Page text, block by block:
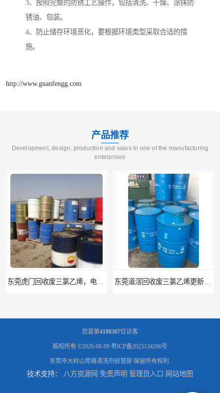
3、按照完整的防锈工艺操作，包括清洗、干燥、涂抹防
锈油、包装。
4、防止储存环境恶化，要根据环境类型采取合适的措
施。
http://www.guanfengg.com
产品推荐
Development, design, production and sales in one of the manufacturing
enterprises
您是第4180307位访客
版权所有 ©2026-08-09 粤ICP备2023134206号
东莞市大岭山莞峰清洗剂经营部 保留所有权利.
技术支持： 八方资源网 免责声明 管理员入口 网站地图